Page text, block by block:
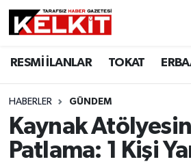
RESMİ İLANLAR TOKAT
HABERLER GÜNDEM
Kaynak
Patlama: 1 Kişi